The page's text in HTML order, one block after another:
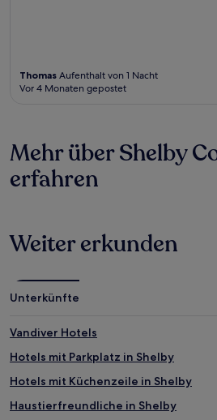
Thomas Aufenthalt von 1 Nacht
Vor 4 Monaten gepostet
Mehr über Shelby
erfahren
Weiter erkunden
Unterkünfte
Vandiver Hotels
Hotels mit Parkplatz in Shelby
Hotels mit Küchenzeile in Shelby
Haustierfreundliche in Shelby